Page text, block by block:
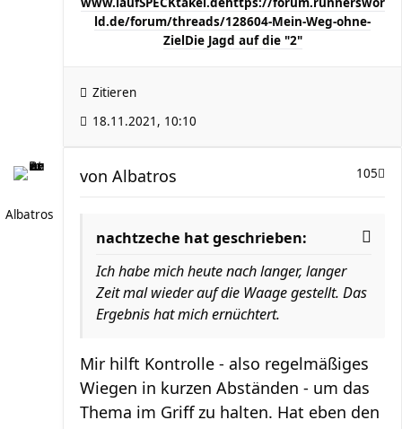
ld.de/forum/threads/128604-Mein-Weg-ohne-
Ziel Die Jagd auf die "2"
Zitieren
18.11.2021, 10:10
Albatros
105
von Albatros
nachtzeche hat geschrieben:
Ich habe mich heute nach langer, langer
Zeit mal wieder auf die Waage gestellt. Das
Ergebnis hat mich ernüchtert.
Mir hilft Kontrolle - also regelmäßiges
Wiegen in kurzen Abständen - um das
Thema im Griff zu halten. Hat eben den